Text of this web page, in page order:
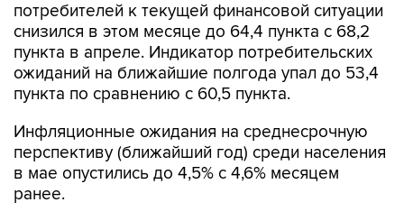
потребителей к текущей финансовой ситуации
снизился в этом месяце до 64,4 пункта с 68,2
пункта в апреле. Индикатор потребительских
ожиданий на ближайшие полгода упал до 53,4
пункта по сравнению с 60,5 пункта.
Инфляционные ожидания на среднесрочную
перспективу (ближайший год) среди населения
в мае опустились до 4,5% с 4,6% месяцем
ранее.